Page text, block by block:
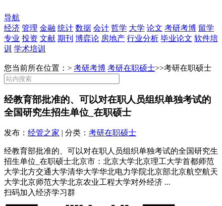
导航
经济 管理 金融 统计 数据 会计 哲学 大学 论文 考研考博 留学
专业 投资 文献 期刊 博弈论 房地产 行业分析 毕业论文 软件培
训 学术培训
您当前所在位置：> 考研考博 考研在职硕士>>考研在职硕士
经教育部批准的、可以对在职人员组织单独考试的
全国研究生招生单位_在职硕士
发布： 经管之家 | 分类： 考研在职硕士
经教育部批准的、可以对在职人员组织单独考试的全国研究生
招生单位_在职硕士北京市：北京大学北京理工大学首都师范
大学北方交通大学清华大学华北电力学院北京部北京航空航天
大学北京师范大学北京农业工程大学对外经济 ...
扫码加入经济学习群